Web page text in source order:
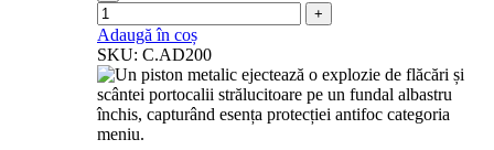
Adaugă în coș
SKU: C.AD200